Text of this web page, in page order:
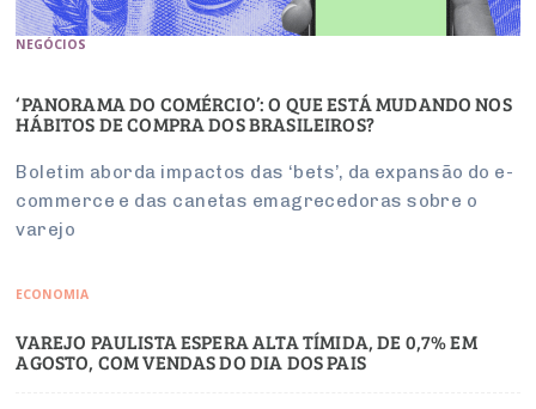
NEGÓCIOS
‘PANORAMA DO COMÉRCIO’: O QUE ESTÁ MUDANDO NOS
HÁBITOS DE COMPRA DOS BRASILEIROS?
Boletim aborda impactos das ‘bets’, da expansão do e-
commerce e das canetas emagrecedoras sobre o
varejo
ECONOMIA
VAREJO PAULISTA ESPERA ALTA TÍMIDA, DE 0,7% EM
AGOSTO, COM VENDAS DO DIA DOS PAIS